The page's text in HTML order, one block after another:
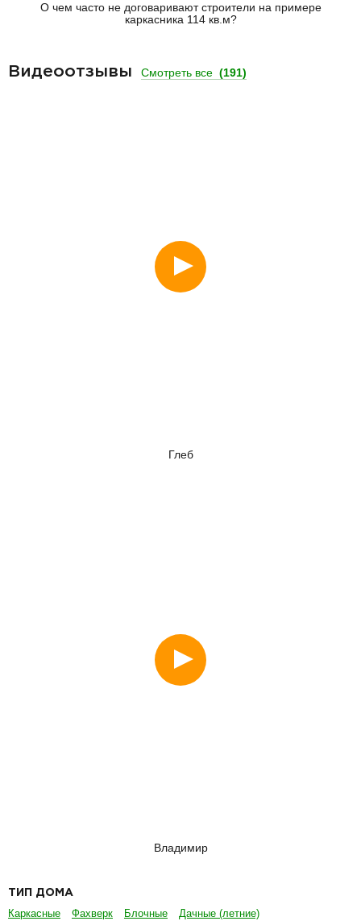
О чем часто не договаривают строители на примере
каркасника 114 кв.м?
Видеоотзывы Смотреть все (191)
Смотреть
Глеб
Смотреть
Владимир
ТИП ДОМА
Каркасные Фахверк Блочные
Дачные (летние)